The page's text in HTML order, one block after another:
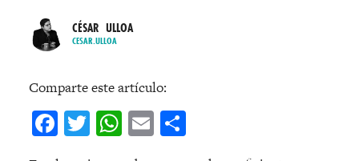
CÉSAR ULLOA
CESAR.ULLOA
Comparte este artículo:
Facebook
Twitter
WhatsApp
Email